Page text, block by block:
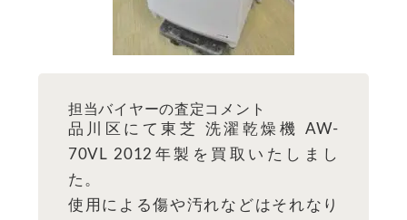
担当バイヤーの査定コメント
品川区にて東芝 洗濯乾燥機 AW-
70VL 2012年製を買取いたしまし
た。
使用による傷や汚れなどはそれなり